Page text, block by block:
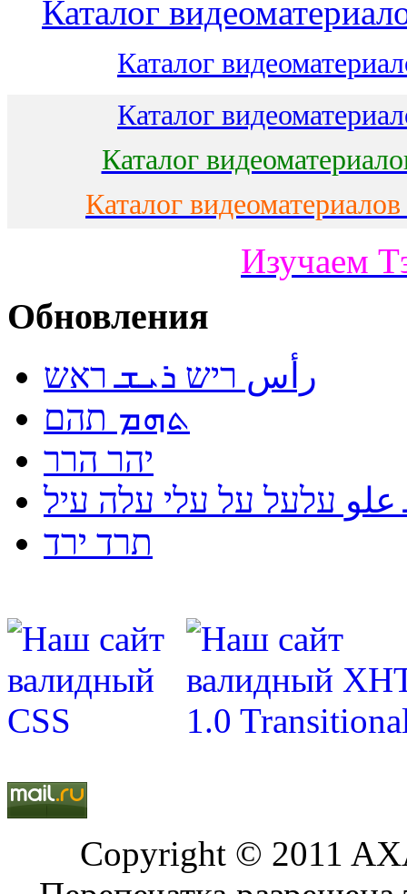
Каталог
Каталог
Каталог
Каталог
Каталог
Изучаем
Обновления
رأس ריש ܪܝܫ ראש
ܬܗܡ תהם
יהר הרר
עלעל על עלי עלה עיל
תרד ירד
Copyright © 2011